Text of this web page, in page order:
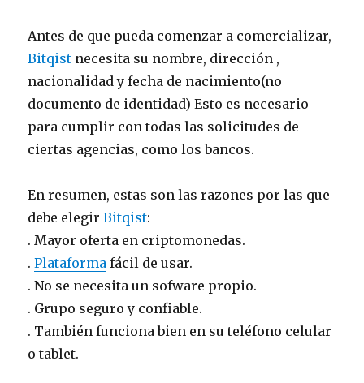
Antes de que pueda comenzar a comercializar,
Bitqist necesita su nombre, dirección ,
nacionalidad y fecha de nacimiento(no
documento de identidad) Esto es necesario
para cumplir con todas las solicitudes de
ciertas agencias, como los bancos.
En resumen, estas son las razones por las que
debe elegirBitqist:
. Mayor oferta en criptomonedas.
.Plataforma fácil de usar.
. No se necesita un sofware propio.
. Grupo seguro y confiable.
. También funciona bien en su teléfono celular
o tablet.